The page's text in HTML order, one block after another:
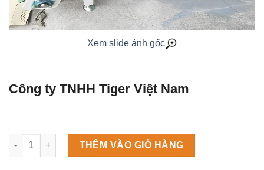
Xem slide ảnh gốc
Công ty TNHH Tiger Việt Nam
Máy làm đá viên Scotsman NW458AS số lượng
THÊM VÀO GIỎ HÀNG